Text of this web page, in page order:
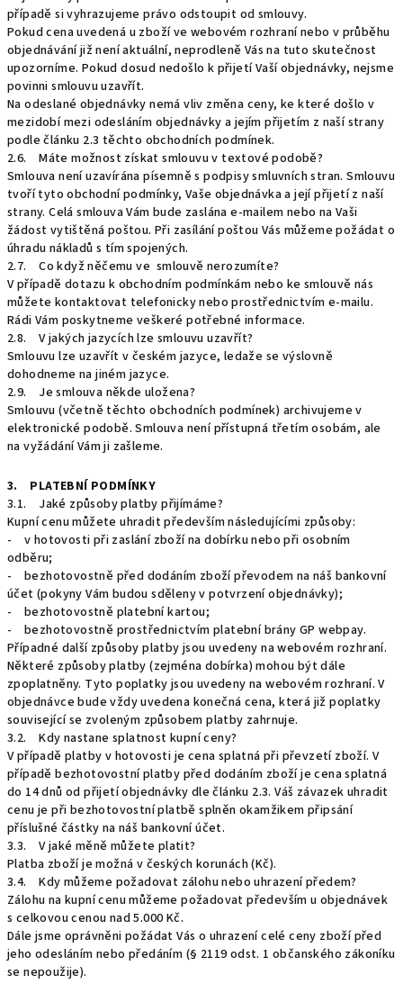
případě si vyhrazujeme právo odstoupit od smlouvy.
Pokud cena uvedená u zboží ve webovém rozhraní nebo v průběhu
objednávání již není aktuální, neprodleně Vás na tuto skutečnost
upozorníme. Pokud dosud nedošlo k přijetí Vaší objednávky, nejsme
povinni smlouvu uzavřít.
Na odeslané objednávky nemá vliv změna ceny, ke které došlo v
mezidobí mezi odesláním objednávky a jejím přijetím z naší strany
podle článku 2.3 těchto obchodních podmínek.
2.6. Máte možnost získat smlouvu v textové podobě?
Smlouva není uzavírána písemně s podpisy smluvních stran. Smlouvu
tvoří tyto obchodní podmínky, Vaše objednávka a její přijetí z naší
strany. Celá smlouva Vám bude zaslána e-mailem nebo na Vaši
žádost vytištěná poštou. Při zasílání poštou Vás můžeme požádat o
úhradu nákladů s tím spojených.
2.7. Co když něčemu ve smlouvě nerozumíte?
V případě dotazu k obchodním podmínkám nebo ke smlouvě nás
můžete kontaktovat telefonicky nebo prostřednictvím e-mailu.
Rádi Vám poskytneme veškeré potřebné informace.
2.8. V jakých jazycích lze smlouvu uzavřít?
Smlouvu lze uzavřít v českém jazyce, ledaže se výslovně
dohodneme na jiném jazyce.
2.9. Je smlouva někde uložena?
Smlouvu (včetně těchto obchodních podmínek) archivujeme v
elektronické podobě. Smlouva není přístupná třetím osobám, ale
na vyžádání Vám ji zašleme.
3. PLATEBNÍ PODMÍNKY
3.1. Jaké způsoby platby přijímáme?
Kupní cenu můžete uhradit především následujícími způsoby:
- v hotovosti při zaslání zboží na dobírku nebo při osobním
odběru;
- bezhotovostně před dodáním zboží převodem na náš bankovní
účet (pokyny Vám budou sděleny v potvrzení objednávky);
- bezhotovostně platební kartou;
- bezhotovostně prostřednictvím platební brány GP webpay.
Případné další způsoby platby jsou uvedeny na webovém rozhraní.
Některé způsoby platby (zejména dobírka) mohou být dále
zpoplatněny. Tyto poplatky jsou uvedeny na webovém rozhraní. V
objednávce bude vždy uvedena konečná cena, která již poplatky
související se zvoleným způsobem platby zahrnuje.
3.2. Kdy nastane splatnost kupní ceny?
V případě platby v hotovosti je cena splatná při převzetí zboží. V
případě bezhotovostní platby před dodáním zboží je cena splatná
do 14 dnů od přijetí objednávky dle článku 2.3. Váš závazek uhradit
cenu je při bezhotovostní platbě splněn okamžikem připsání
příslušné částky na náš bankovní účet.
3.3. V jaké měně můžete platit?
Platba zboží je možná v českých korunách (Kč).
3.4. Kdy můžeme požadovat zálohu nebo uhrazení předem?
Zálohu na kupní cenu můžeme požadovat především u objednávek
s celkovou cenou nad 5.000 Kč.
Dále jsme oprávněni požádat Vás o uhrazení celé ceny zboží před
jeho odesláním nebo předáním (§ 2119 odst. 1 občanského zákoníku
se nepoužije).